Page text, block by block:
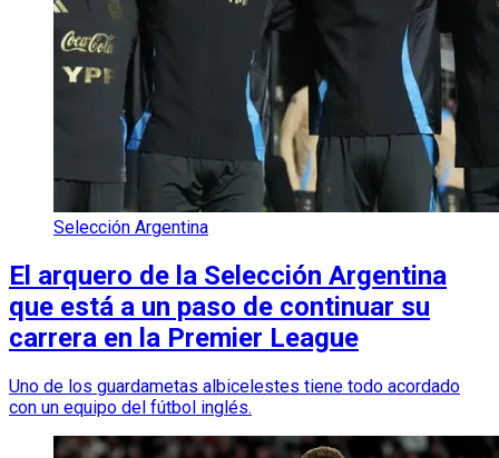
Selección Argentina
El arquero de la Selección Argentina
que está a un paso de continuar su
carrera en la Premier League
Uno de los guardametas albicelestes tiene todo acordado
con un equipo del fútbol inglés.